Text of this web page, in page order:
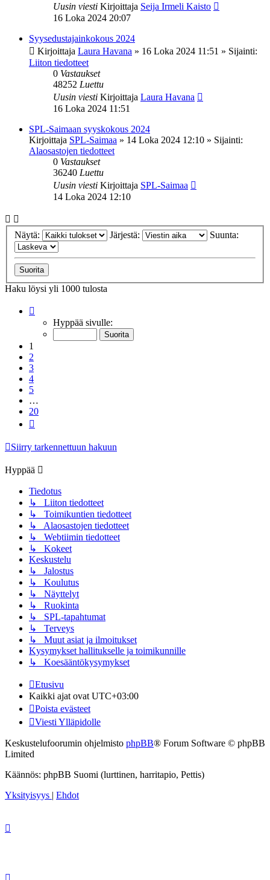
Uusin viesti Kirjoittaja Seija Irmeli Kaisto
16 Loka 2024 20:07
Syysedustajainkokous 2024
Kirjoittaja Laura Havana » 16 Loka 2024 11:51 » Sijainti:
Liiton tiedotteet
0 Vastaukset
48252 Luettu
Uusin viesti Kirjoittaja Laura Havana
16 Loka 2024 11:51
SPL-Saimaan syyskokous 2024
Kirjoittaja SPL-Saimaa » 14 Loka 2024 12:10 » Sijainti:
Alaosastojen tiedotteet
0 Vastaukset
36240 Luettu
Uusin viesti Kirjoittaja SPL-Saimaa
14 Loka 2024 12:10
Näytä: Järjestä: Suunta:
Haku löysi yli 1000 tulosta
20 Hyppää sivulle:
1
2
3
4
5
…
20
Siirry tarkennettuun hakuun
Hyppää
Tiedotus
↳ Liiton tiedotteet
↳ Toimikuntien tiedotteet
↳ Alaosastojen tiedotteet
↳ Webtiimin tiedotteet
↳ Kokeet
Keskustelu
↳ Jalostus
↳ Koulutus
↳ Näyttelyt
↳ Ruokinta
↳ SPL-tapahtumat
↳ Terveys
↳ Muut asiat ja ilmoitukset
Kysymykset hallitukselle ja toimikunnille
↳ Koesääntökysymykset
Etusivu
Kaikki ajat ovatUTC+03:00
Poista evästeet
Viesti Ylläpidolle
Keskustelufoorumin ohjelmisto phpBB® Forum Software © phpBB
Limited
Käännös: phpBB Suomi (lurttinen, harritapio, Pettis)
Yksityisyys
Ehdot